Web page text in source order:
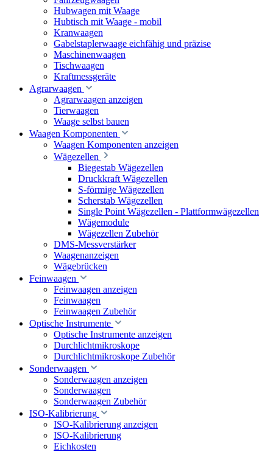
Hubwagen mit Waage
Hubtisch mit Waage - mobil
Kranwaagen
Gabelstaplerwaage eichfähig und präzise
Maschinenwaagen
Tischwaagen
Kraftmessgeräte
Agrarwaagen
Agrarwaagen anzeigen
Tierwaagen
Waage selbst bauen
Waagen Komponenten
Waagen Komponenten anzeigen
Wägezellen
Biegestab Wägezellen
Druckkraft Wägezellen
S-förmige Wägezellen
Scherstab Wägezellen
Single Point Wägezellen - Plattformwägezellen
Wägemodule
Wägezellen Zubehör
DMS-Messverstärker
Waagenanzeigen
Wägebrücken
Feinwaagen
Feinwaagen anzeigen
Feinwaagen
Feinwaagen Zubehör
Optische Instrumente
Optische Instrumente anzeigen
Durchlichtmikroskope
Durchlichtmikroskope Zubehör
Sonderwaagen
Sonderwaagen anzeigen
Sonderwaagen
Sonderwaagen Zubehör
ISO-Kalibrierung
ISO-Kalibrierung anzeigen
ISO-Kalibrierung
Eichkosten